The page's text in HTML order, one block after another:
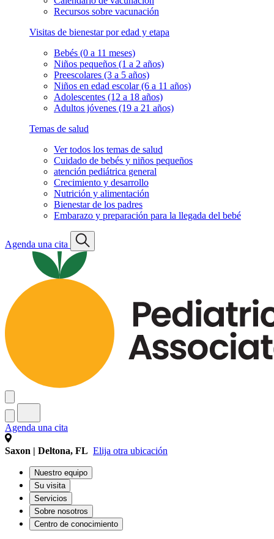
Recursos sobre vacunación
Visitas de bienestar por edad y etapa
Bebés (0 a 11 meses)
Niños pequeños (1 a 2 años)
Preescolares (3 a 5 años)
Niños en edad escolar (6 a 11 años)
Adolescentes (12 a 18 años)
Adultos jóvenes (19 a 21 años)
Temas de salud
Ver todos los temas de salud
Cuidado de bebés y niños pequeños
atención pediátrica general
Crecimiento y desarrollo
Nutrición y alimentación
Bienestar de los padres
Embarazo y preparación para la llegada del bebé
Agenda una cita
Agenda una cita
Saxon | Deltona, FL Elija otra ubicación
Nuestro equipo
Su visita
Servicios
Sobre nosotros
Centro de conocimiento